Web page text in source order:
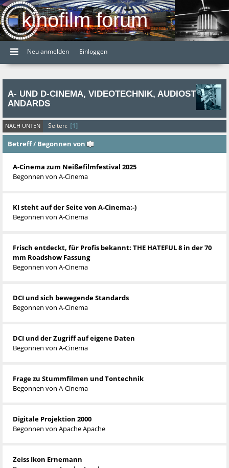
kinofilm forum
Neu anmelden Einloggen
A- UND D-CINEMA, VIDEOTECHNIK, AUDIOST
ANDARDS
NACH UNTEN Seiten
1
Betreff/ Begonnen von
A-Cinema zum Neißefilmfestival 2025
Begonnen von A-Cinema
KI steht auf der Seite von A-Cinema:-)
Begonnen von A-Cinema
Frisch entdeckt, für Profis bekannt: THE HATEFUL 8 in der 70
mm Roadshow Fassung
Begonnen von A-Cinema
DCI und sich bewegende Standards
Begonnen von A-Cinema
DCI und der Zugriff auf eigene Daten
Begonnen von A-Cinema
Frage zu Stummfilmen und Tontechnik
Begonnen von A-Cinema
Digitale Projektion 2000
Begonnen von Apache Apache
Zeiss Ikon Ernemann